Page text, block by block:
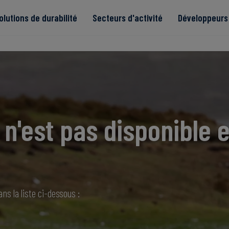
de durabilité Secteurs d'activité
Read more
Read more
Read more
Read more
Read more
pas disponible
la liste ci-dessous :